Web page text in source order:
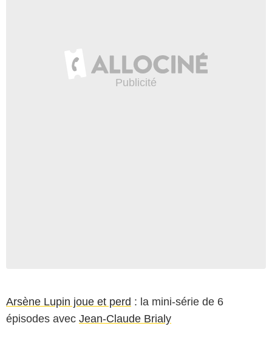
Arsène Lupin joue et perd : la mini-série de 6
épisodes avec Jean-Claude Brialy